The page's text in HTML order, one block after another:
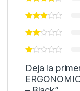
Deja la